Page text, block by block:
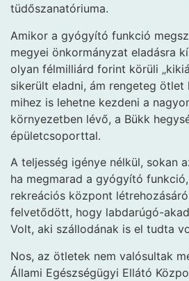
tüdőszanatóriuma.
Amikor a gyógyító funkció
megyei önkormányzat eladásra
olyan félmilliárd forint körüli
sikerült eladni, ám rengeteg
mihez is lehetne kezdeni a
környezetben lévő, a Bükk
épületcsoporttal.
A teljesség igénye nélkül, sokan
ha megmarad a gyógyító
rekreációs központ
felvetődött, hogy labdarúgó-
Volt, aki szállodának is el tudta
Nos, az ötletek nem valósultak
Állami Egészségügyi Ellátó